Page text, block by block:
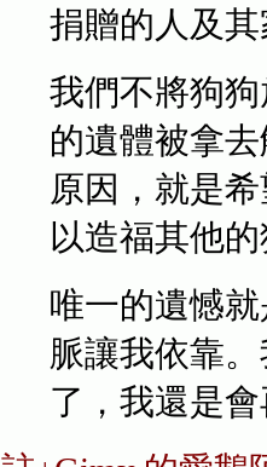
捐贈的人及
我們不將狗
的遺體被拿
原因，就是
以造福其他
唯一的遺憾
脈讓我依靠
了，我還是